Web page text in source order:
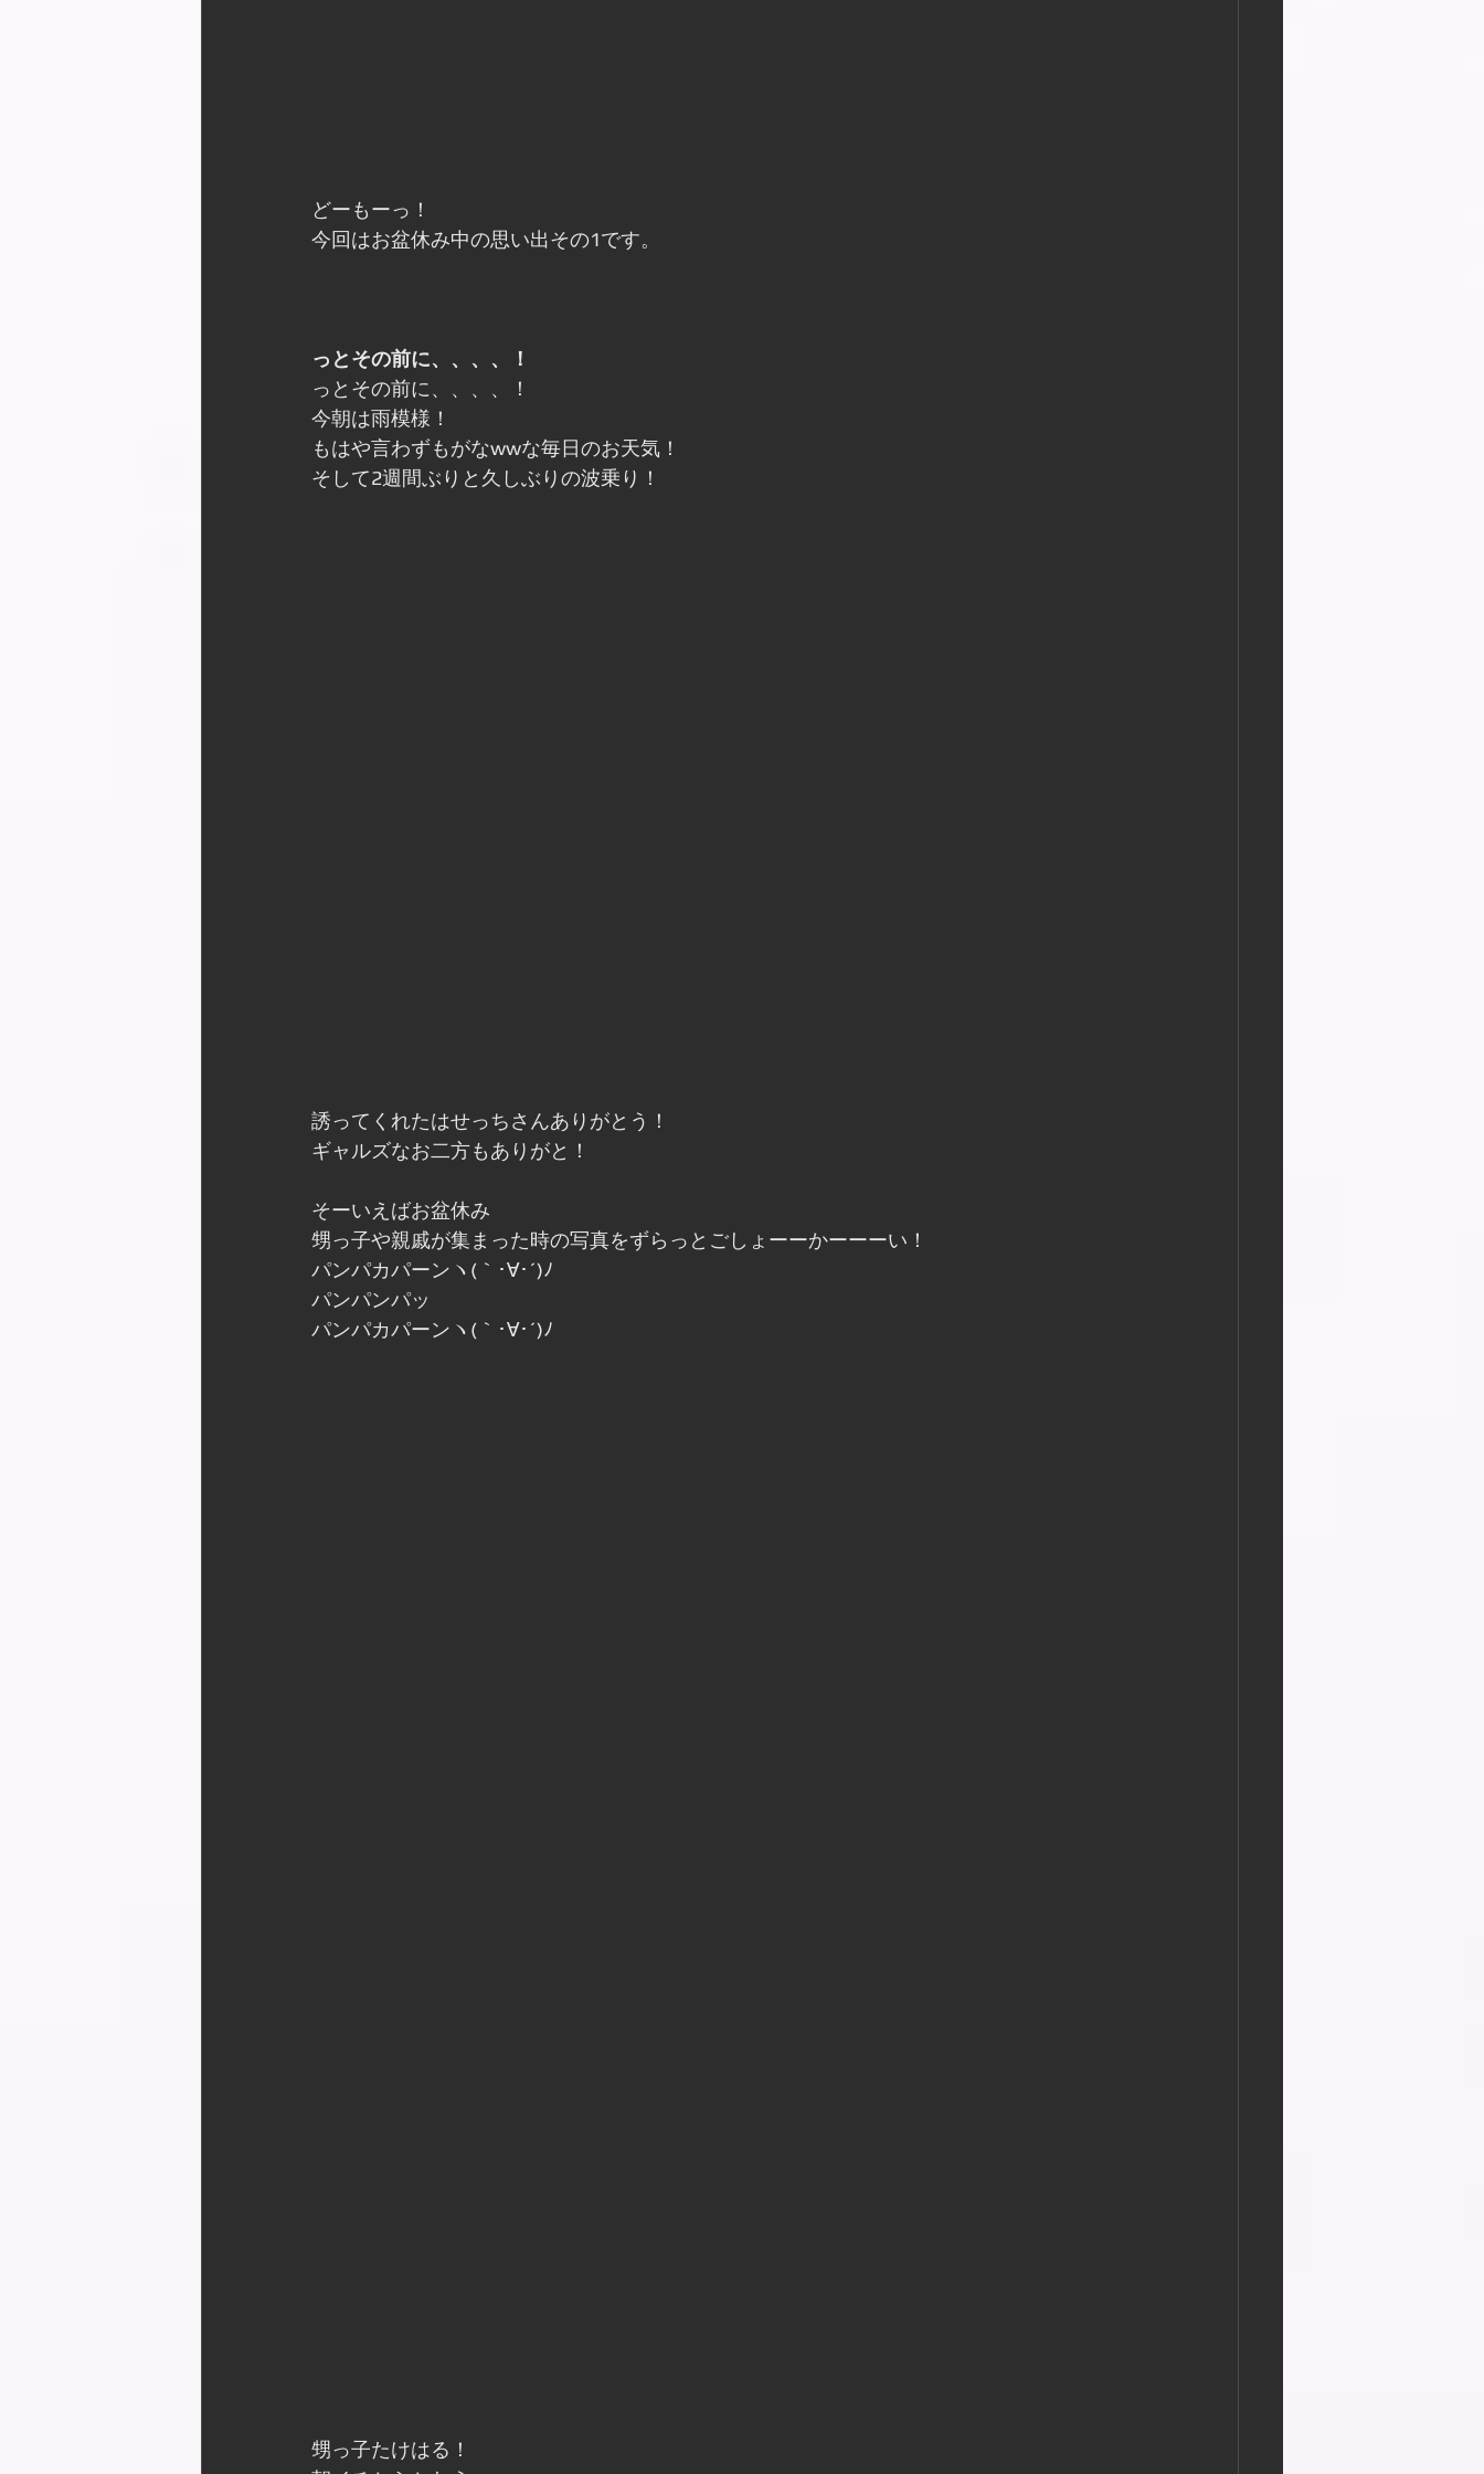
どーもーっ！
今回はお盆休み中の思い出その1です。
っとその前に、、、、！
っとその前に、、、、！
今朝は雨模様！
もはや言わずもがなwwな毎日のお天気！
そして2週間ぶりと久しぶりの波乗り！
誘ってくれたはせっちさんありがとう！
ギャルズなお二方もありがと！
そーいえばお盆休み
甥っ子や親戚が集まった時の写真をずらっとごしょーーかーーーい！
パンパカパーンヽ(｀･∀･´)ﾉ
パンパンパッ
パンパカパーンヽ(｀･∀･´)ﾉ
甥っ子たけはる！